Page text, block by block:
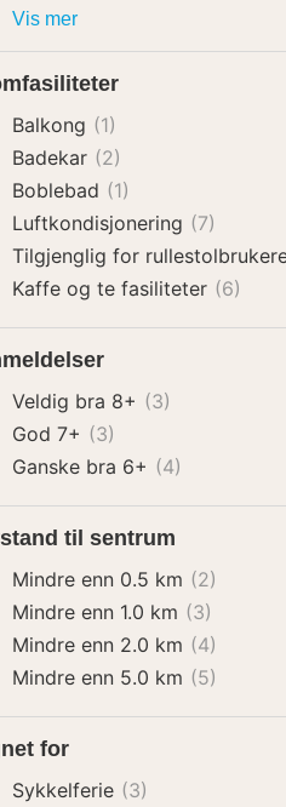
Vis merFasiliteter
Balkong (1)
Badekar (2)
Boblebad (1)
Luftkondisjonering (7)
Tilgjenglig for
Kaffe og te fasiliteter (6)
Veldig bra 8+ (3)
God 7+ (3)
Ganske bra 6+ (4)
til sentrum
Mindre enn 0.5 km (2)
Mindre enn 1.0 km (3)
Mindre enn 2.0 km (4)
Mindre enn 5.0 km (5)
for
Sykkelferie (3)